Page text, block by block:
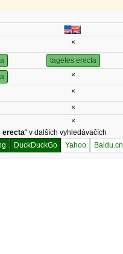
×
tagetes erecta
×
×
×
×
erecta" v dalších vyhledávačích
DuckDuckGo Yahoo Baidu.cn